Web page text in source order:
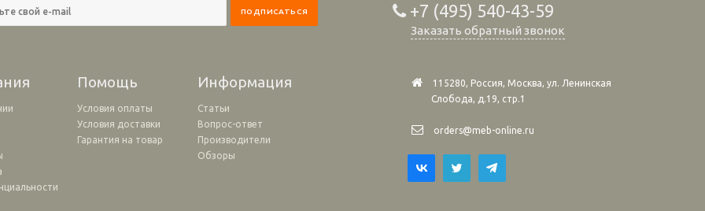
+7 (495) 540-43-59
Заказать обратный звонок
Помощь Информация
Условия оплаты
Условия доставки
Гарантия на товар
Статьи
Вопрос-ответ
Производители
Обзоры
115280, Россия, Москва, ул. Ленинская
Слобода, д.19, стр.1
orders@meb-online.ru